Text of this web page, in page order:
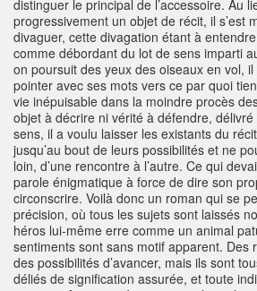
distinguer le principal de l’accessoire. Au
progressivement un objet de récit, il s’est
divaguer, cette divagation étant à
comme débordant du lot de sens imparti
on poursuit des yeux des oiseaux en vol, il
pointer avec ses mots vers ce par quoi
vie inépuisable dans la moindre procès
objet à décrire ni vérité à défendre,
sens, il a voulu laisser les existants du
jusqu’au bout de leurs possibilités et ne
loin, d’une rencontre à l’autre. Ce qui
parole énigmatique à force de dire son
circonscrire. Voilà donc un roman qui se
précision, où tous les sujets sont laissés
héros lui-même erre comme un animal
sentiments sont sans motif apparent. Des
des possibilités d’avancer, mais ils sont
déliés de signification assurée, et toute